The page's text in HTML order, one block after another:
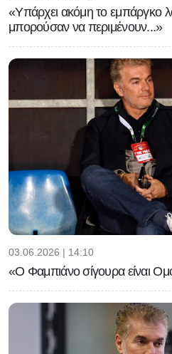
«Υπάρχει ακόμη το εμπάργκο
μπορούσαν να περιμένουν...»
03.06.2026 | 14:10
«Ο Φαμπιάνο σίγουρα είναι